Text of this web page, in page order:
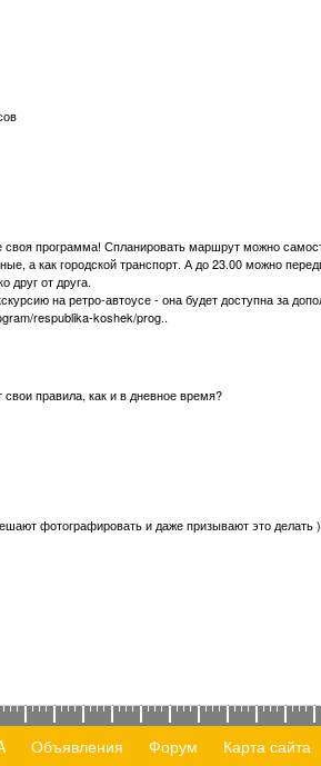
программа! Спланировать маршрут можно
а как городской транспорт. А до 23.00 можно
друг от друга.
на ретро-автоусе - она будет доступна за
respublika-koshek/prog..
правила, как и в дневное время?
фотографировать и даже призывают это делать )
Объявления Форум Карта сайта